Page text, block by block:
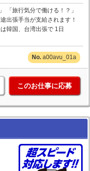
「旅行気分で働ける！？」
出張手当が支給されます！
韓国、台湾出張で 1日
a00avu_01a
このお仕事に応募